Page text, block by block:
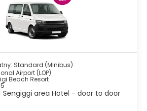
celem wycieczek są 3 wyspy Gili z
Najlepszy czas na podróż to miesiące
Poza sezonem jest ciszej, morze
i możliwe, że nie będzie można
Standard (MInibus)
Airport (LOP)
Beach Resort
Sengiggi area Hotel - door to door